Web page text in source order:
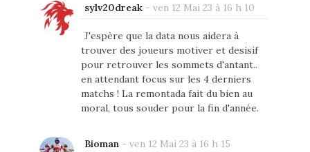
sylv20dreak- ven 12 Mai 23 à 16 h 10
J'espère que la data nous aidera à
trouver des joueurs motiver et desisif
pour retrouver les sommets d'antant..
en attendant focus sur les 4 derniers
matchs ! La remontada fait du bien au
moral, tous souder pour la fin d'année.
Bioman- ven 12 Mai 23 à 16 h 15